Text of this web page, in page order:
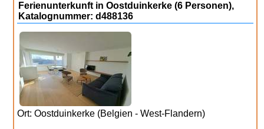
Ferienunterkunft in Oostduinkerke (6 Personen),
Katalognummer: d488136
Ort: Oostduinkerke (Belgien - West-Flandern)